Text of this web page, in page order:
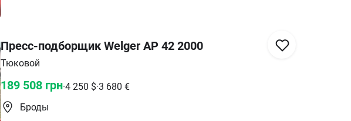
Пресс-подборщик Welger AP 42 2000
Тюковой
189 508 грн·4 250 $·3 680 €
Броды